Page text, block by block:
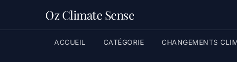
Oz Climate Sense
ACCUEIL CATÉGORIE CHANGEMENTS